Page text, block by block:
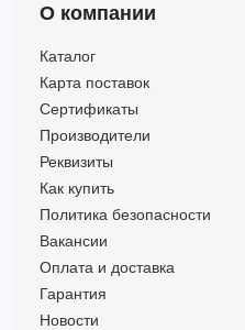
О компании
Каталог
Карта поставок
Сертификаты
Производители
Реквизиты
Как купить
Политика безопасности
Вакансии
Оплата и доставка
Гарантия
Новости